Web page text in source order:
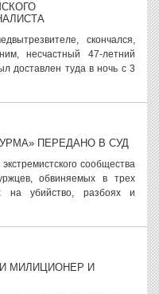
скончался,
несчастный 47-летний
доставлен туда в ночь с 3
ПЕРЕДАНО В СУД
сообщества
обвиняемых в трех
на убийство, разбоях и
МИЛИЦИОНЕР И